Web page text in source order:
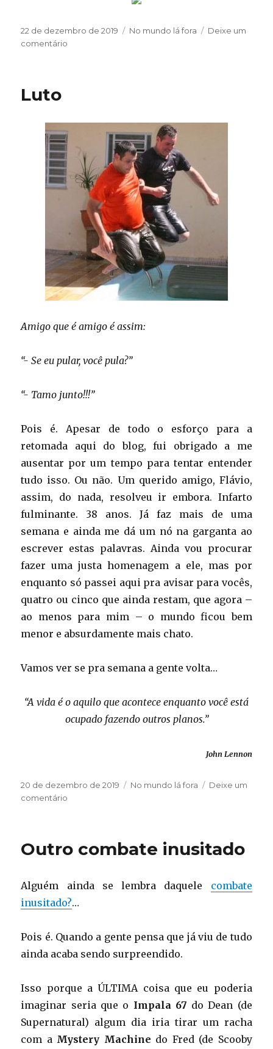
Publicado
em
22 de dezembro de 2019 Categorias
No mundo lá fora
Deixe um
comentário
Luto
Amigo que é amigo é assim:
“- Se eu pular, você pula?”
“- Tamo junto!!!”
Pois é. Apesar de todo o esforço para a
retomada aqui do blog, fui obrigado a me
ausentar por um tempo para tentar entender
tudo isso. Ou não. Um querido amigo, Flávio,
assim, do nada, resolveu ir embora. Infarto
fulminante. 38 anos. Já faz mais de uma
semana e ainda me dá um nó na garganta ao
escrever estas palavras. Ainda vou procurar
fazer uma justa homenagem a ele, mas por
enquanto só passei aqui pra avisar para vocês,
quatro ou cinco que ainda restam, que agora –
ao menos para mim – o mundo ficou bem
menor e absurdamente mais chato.
Vamos ver se pra semana a gente volta…
“A vida é o aquilo que acontece enquanto você está
ocupado fazendo outros planos.”
John Lennon
Publicado
em
20 de dezembro de 2019 Categorias
No mundo lá fora
Deixe um
comentário
Outro combate inusitado
Alguém ainda se lembra daquele combate
inusitado?…
Pois é. Quando a gente pensa que já viu de tudo
ainda acaba sendo surpreendido.
Isso porque a ÚLTIMA coisa que eu poderia
imaginar seria que o Impala 67 do Dean (de
Supernatural) algum dia iria tirar um racha
com a Mystery Machine do Fred (de Scooby